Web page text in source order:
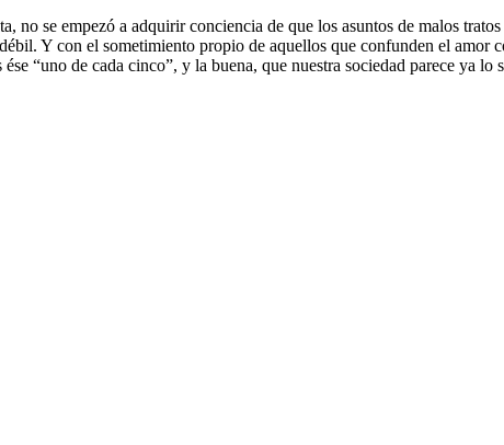
no se empezó a adquirir conciencia de que los asuntos de malos
Y con el sometimiento propio de aquellos que confunden el amor
“uno de cada cinco”, y la buena, que nuestra sociedad parece ya